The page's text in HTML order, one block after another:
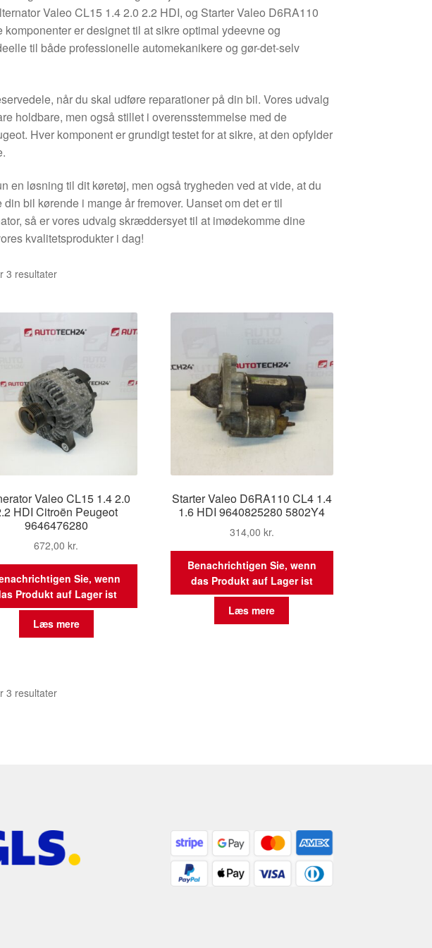
Valeo CL15 1.4 2.0 2.2 HDI, og Starter Valeo D6RA110
er designet til at sikre optimal ydeevne og
til både professionelle automekanikere og gør-det-selv
når du skal udføre reparationer på din bil. Vores udvalg
holdbare, men også stillet i overensstemmelse med de
Hver komponent er grundigt testet for at sikre, at den opfylder
en løsning til dit køretøj, men også trygheden ved at vide, at du
bil kørende i mange år fremover. Uanset om det er til
så er vores udvalg skræddersyet til at imødekomme dine
kvalitetsprodukter i dag!
3 resultaterSorteret
Valeo CL15 1.4 2.0
HDI Citroën Peugeot
9646476280
672,00kr.
Sie, wenn
Produkt auf Lager ist
Læs mere
Starter Valeo D6RA110 CL4 1.4
1.6 HDI 9640825280 5802Y4
314,00 kr.
Benachrichtigen Sie, wenn
das Produkt auf Lager ist
Læs mere
3 resultaterSorteret